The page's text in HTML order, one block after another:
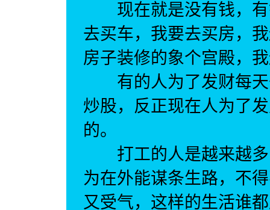
现在就是没有钱，有
去买车，我要去买房，
房子装修的象个宫殿，
有的人为了发财每天
炒股，反正现在人为了
的。
打工的人是越来越多
为在外能谋条生路，不
又受气，这样的生活谁